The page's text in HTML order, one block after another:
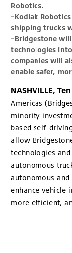
Robotics.
–Kodiak
shipping trucks
–Bridgestone
technologies
companies will
enable safer,
NASHVILLE,
Americas
minority
based self-
allow
technologies
autonomous
autonomous
enhance vehicle
more efficient,